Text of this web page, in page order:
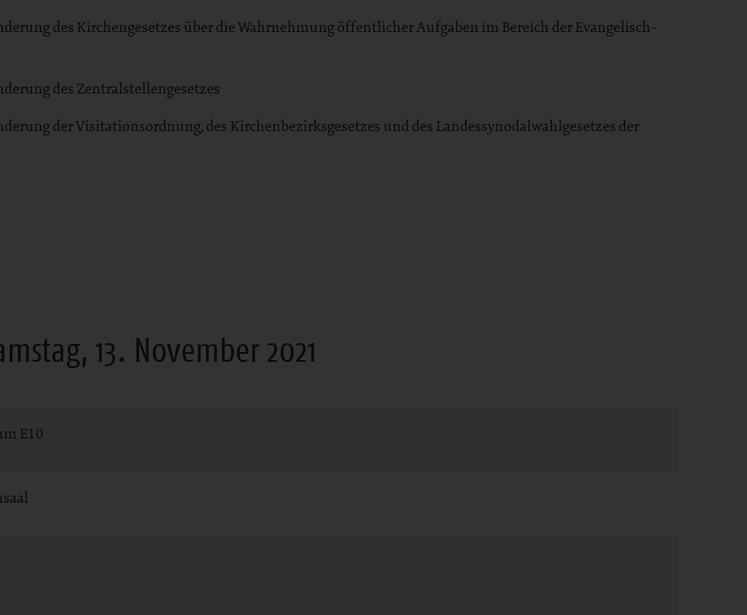
des Kirchengesetzes über die Wahrnehmung öffentlicher Aufgaben im Bereich der Evangelisch-
des Zentralstellengesetzes
der Visitationsordnung, des Kirchenbezirksgesetzes und des Landessynodalwahlgesetzes der
13. November 2021
E10